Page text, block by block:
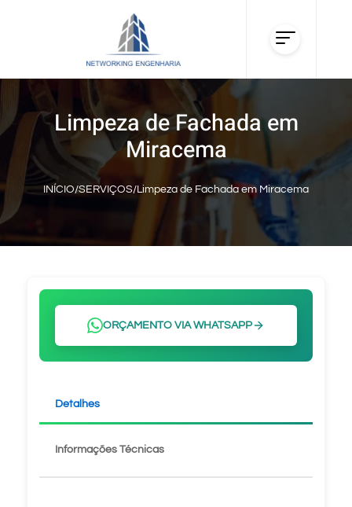
Limpeza de Fachada em
Miracema
INÍCIO/SERVIÇOS/Limpeza de Fachada em Miracema
ORÇAMENTO VIA WHATSAPP
Detalhes
Informações Técnicas